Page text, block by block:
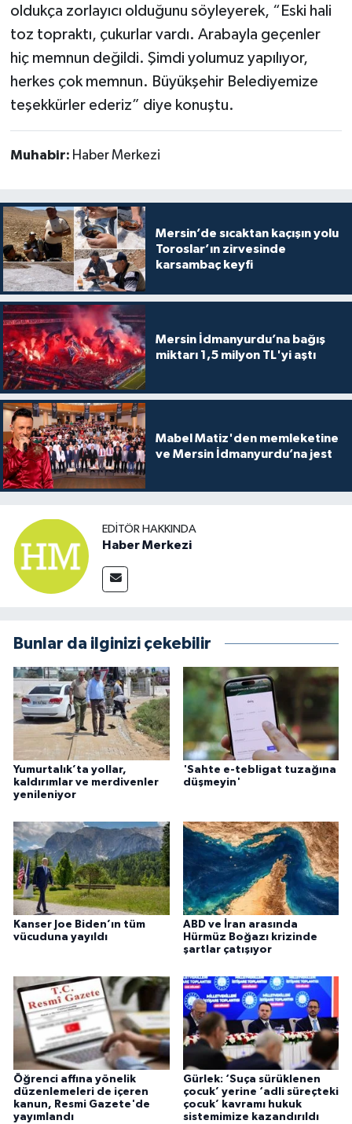
oldukça zorlayıcı olduğunu söyleyerek, “Eski hali
toz topraktı, çukurlar vardı. Arabayla geçenler
hiç memnun değildi. Şimdi yolumuz yapılıyor,
herkes çok memnun. Büyükşehir Belediyemize
teşekkürler ederiz” diye konuştu.
Muhabir: Haber Merkezi
Mersin’de sıcaktan kaçışın yolu
Toroslar’ın zirvesinde
karsambaç keyfi
Mersin İdmanyurdu’na bağış
miktarı 1,5 milyon TL'yi aştı
Mabel Matiz'den memleketine
ve Mersin İdmanyurdu’na jest
EDITÖR HAKKINDA
Haber Merkezi
Bunlar da ilginizi çekebilir
Yumurtalık’ta yollar,
kaldırımlar ve merdivenler
yenileniyor
'Sahte e-tebligat tuzağına
düşmeyin'
Kanser Joe Biden’ın tüm
vücuduna yayıldı
ABD ve İran arasında
Hürmüz Boğazı krizinde
şartlar çatışıyor
Öğrenci affına yönelik
düzenlemeleri de içeren
kanun, Resmi Gazete'de
yayımlandı
Gürlek: ‘Suça sürüklenen
çocuk’ yerine ‘adli süreçteki
çocuk’ kavramı hukuk
sistemimize kazandırıldı